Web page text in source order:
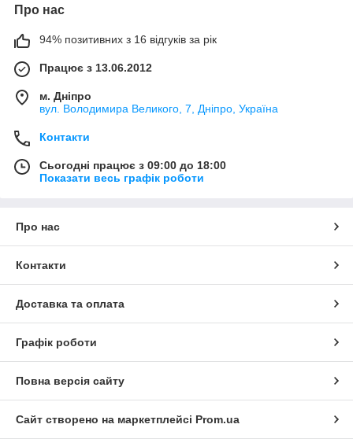
Про нас
94% позитивних з 16 відгуків за рік
Працює з 13.06.2012
м. Дніпро
вул. Володимира Великого, 7, Дніпро, Україна
Контакти
Сьогодні працює з 09:00 до 18:00
Показати весь графік роботи
Про нас
Контакти
Доставка та оплата
Графік роботи
Повна версія сайту
Сайт створено на маркетплейсі Prom.ua